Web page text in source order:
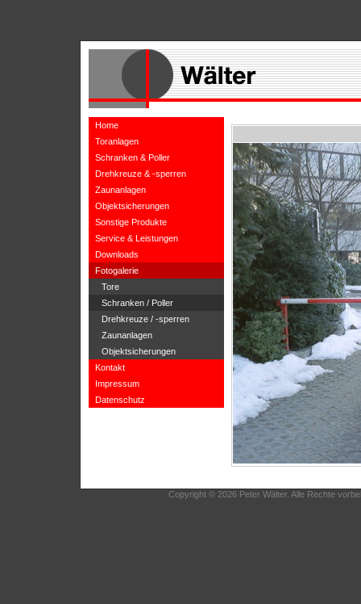
Home
Toranlagen
Schranken & Poller
Drehkreuze & -sperren
Zaunanlagen
Objektsicherungen
Sonstige Produkte
Service & Leistungen
Downloads
Fotogalerie
Tore
Schranken / Poller
Drehkreuze / -sperren
Zaunanlagen
Objektsicherungen
Kontakt
Impressum
Datenschutz
Copyright © 2026 Peter Wälter. Alle Rechte